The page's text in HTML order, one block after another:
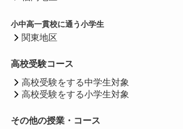
小中高一貫校に通う小学生
関東地区
高校受験コース
高校受験をする中学生対象
高校受験をする小学生対象
その他の授業・コース